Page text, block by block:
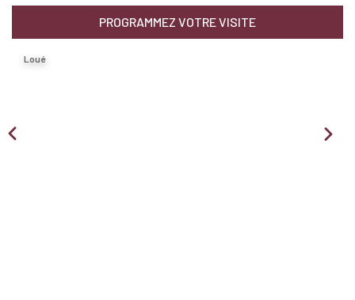
Qui Sommes-Nous ?
Notre Équipe
Loué
PROGRAMMEZ VOTRE VISITE